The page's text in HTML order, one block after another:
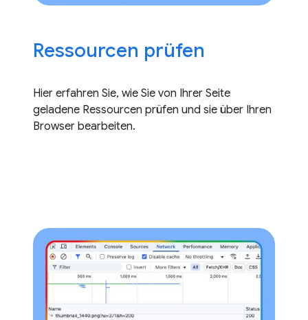
Ressourcen prüfen
Hier erfahren Sie, wie Sie von Ihrer Seite
geladene Ressourcen prüfen und sie über Ihren
Browser bearbeiten.